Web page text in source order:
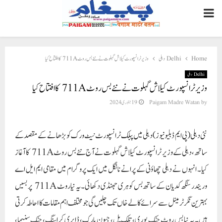
PRIMARY
MENU
Home Delhi دہلی وزیر ٹرانسپورٹ کیلاش گہلوت نے نئے بس روٹ 711A کا افتتاح کیا
Delhi دہلی
وزیر ٹرانسپورٹ کیلاش گہلوت نے نئے بس روٹ 711A کا افتتاح کیا
by
Paigam Madre Watan 19 جنوری 2024
نئی دہلی(پی ایم ڈبلیو نیوز)دہلی میں پبلک ٹرانسپورٹ نیٹ ورک کو بڑھانے کے مقصد کے
ساتھ، دہلی کے وزیر ٹرانسپورٹ کیلاش گہلوت نے آج نئے بس روٹ 711A کا آغاز
کیا۔ انہوں نے دہلی چھاؤنی کے پرانے نانگل میں ایک پروگرام میں مقامی ایم ایل اے
وریندر سنگھ کدیان کے ساتھ بس کو ہری جھنڈی دکھائی۔ یہ نیاروٹ 711A پر بسیں
بہترین نگر ٹرمینل سے سرائے کالے خاں تک چلیں گی جو مختلف اہم مقامات کا احاطہ کرتی